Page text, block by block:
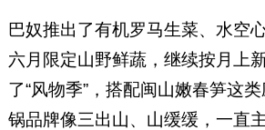
巴奴推出了有机罗马生菜、水空
六月限定山野鲜蔬，继续按月上
了“风物季”，搭配闽山嫩春笋这
锅品牌像三出山、山缓缓，一直